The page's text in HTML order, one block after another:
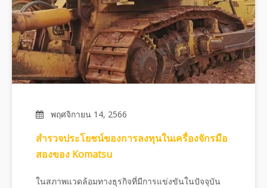
พฤศจิกายน 14, 2566
สำรวจประโยชน์ของการลงทุนในเครื่องจักรมือ
สองของ Komatsu
ในสภาพแวดล้อมทางธุรกิจที่มีการแข่งขันในปัจจุบัน